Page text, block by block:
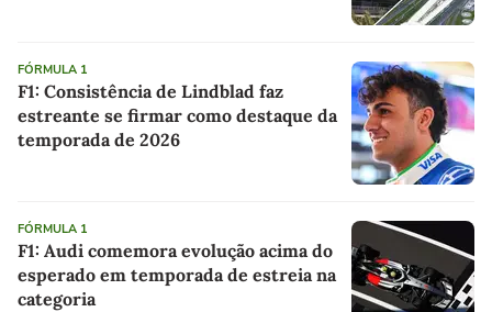
FÓRMULA 1
F1: Consistência de Lindblad faz
estreante se firmar como destaque da
temporada de 2026
FÓRMULA 1
F1: Audi comemora evolução acima do
esperado em temporada de estreia na
categoria